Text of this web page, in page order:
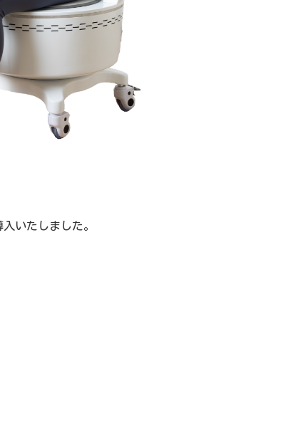
いたしました。